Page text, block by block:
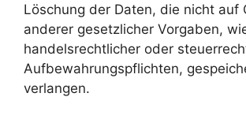
Löschung der Daten, die nicht auf
anderer gesetzlicher Vorgaben,
handelsrechtlicher oder
Aufbewahrungspflichten,
verlangen.